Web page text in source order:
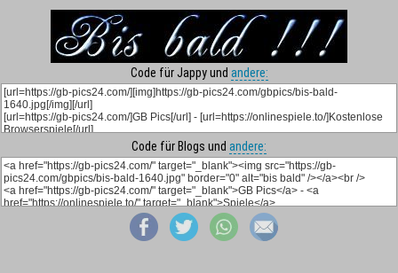
Code für Jappy und andere:
Code für Blogs und andere: